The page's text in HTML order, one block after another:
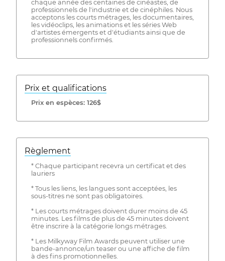
chaque année des centaines de cinéastes, de
professionnels de l'industrie et de cinéphiles. Nous
acceptons les courts métrages, les documentaires,
les vidéoclips, les animations et les séries Web
d'artistes émergents et d'étudiants ainsi que de
professionnels confirmés.
Prix ​​et qualifications
Prix ​​en espèces: 126$
Règlement
* Chaque participant recevra un certificat et des
lauriers
* Tous les liens, les langues sont acceptées, les
sous-titres ne sont pas obligatoires.
* Les courts métrages doivent durer moins de 45
minutes. Les films de plus de 45 minutes doivent
être inscrire à la catégorie longs métrages.
* Les Milkyway Film Awards peuvent utiliser une
bande-annonce/un teaser ou une affiche de film
à des fins promotionnelles.